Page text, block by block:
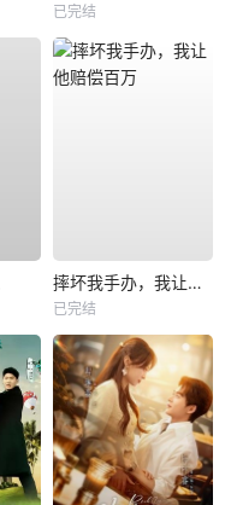
已完结
摔坏我手办，我让他赔偿百万
已完结